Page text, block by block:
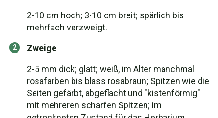
2-10 cm hoch; 3-10 cm breit; spärlich bis
mehrfach verzweigt.
Zweige
2-5 mm dick; glatt; weiß, im Alter manchmal
rosafarben bis blass rosabraun; Spitzen wie die
Seiten gefärbt, abgeflacht und "kistenförmig"
mit mehreren scharfen Spitzen; im